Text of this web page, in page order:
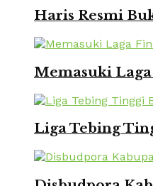
Haris Resmi
Memasuki
Liga Tebing